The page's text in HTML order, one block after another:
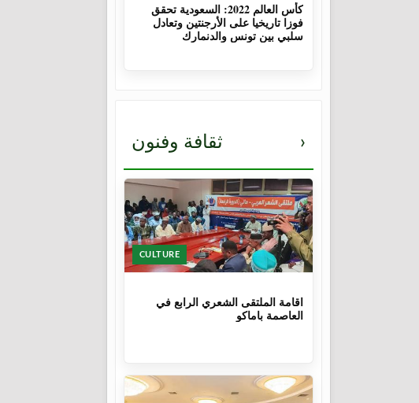
كأس العالم 2022: السعودية تحقق
فوزا تاريخيا على الأرجنتين وتعادل
سلبي بين تونس والدنمارك
ثقافة وفنون ›
CULTURE
اقامة الملتقى الشعري الرابع في
العاصمة باماكو